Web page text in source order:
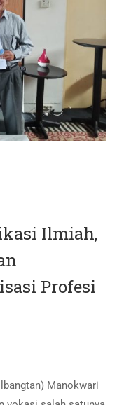
Ilmiah,
Profesi
Manokwari